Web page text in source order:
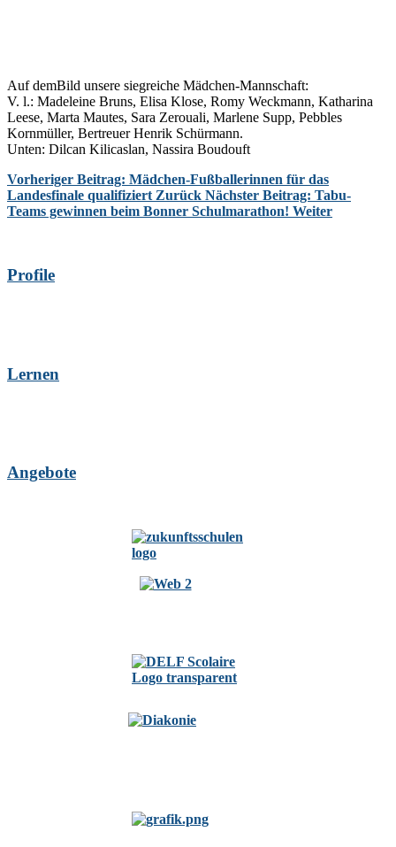
Auf demBild unsere siegreiche Mädchen-Mannschaft:
V. l.: Madeleine Bruns, Elisa Klose, Romy Weckmann, Katharina
Leese, Marta Mautes, Sara Zerouali, Marlene Supp, Pebbles
Kornmüller, Bertreuer Henrik Schürmann.
Unten: Dilcan Kilicaslan, Nassira Boudouft
Vorheriger Beitrag: Mädchen-Fußballerinnen für das
Landesfinale qualifiziert Zurück Nächster Beitrag: Tabu-
Teams gewinnen beim Bonner Schulmarathon! Weiter
Profile
Lernen
Angebote